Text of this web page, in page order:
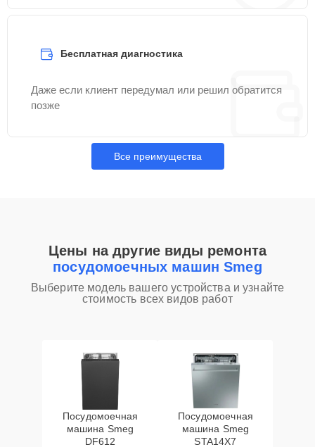
Бесплатная диагностика
Даже если клиент передумал или решил обратится
позже
Все преимущества
Цены на другие виды ремонта
посудомоечных машин Smeg
Выберите модель вашего устройства и узнайте
стоимость всех видов работ
Посудомоечная
машина Smeg
DF612
Посудомоечная
машина Smeg
STA14X7